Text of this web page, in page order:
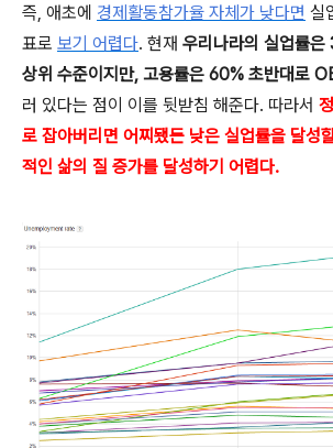
즉, 애초에 경제활동참가율 자체가 낮다면 실
표로 보기 어렵다. 현재 우리나라의 실업률
상위 수준이지만, 고용률은 60% 초반대로
러 있다는 점이 이를 뒷받침 해준다. 따라서
로 잡아버리면 어찌됐든 낮은 실업률을 달성
적인 삶의 질 증가를 달성하기 어렵다.